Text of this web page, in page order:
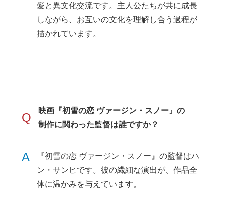
愛と異文化交流です。主人公たちが共に成長
しながら、お互いの文化を理解し合う過程が
描かれています。
Q
映画『初雪の恋 ヴァージン・スノー』の
制作に関わった監督は誰ですか？
A
『初雪の恋 ヴァージン・スノー』の監督はハ
ン・サンヒです。彼の繊細な演出が、作品全
体に温かみを与えています。